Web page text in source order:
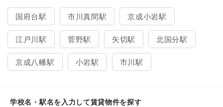
国府台駅 市川真間駅 京成小岩駅
江戸川駅 菅野駅 矢切駅 北国分駅
京成八幡駅 小岩駅 市川駅
学校名・駅名を入力して賃貸物件を探す